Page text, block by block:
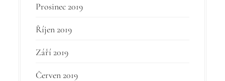
Prosinec 2019
Říjen 2019
Září 2019
Červen 2019